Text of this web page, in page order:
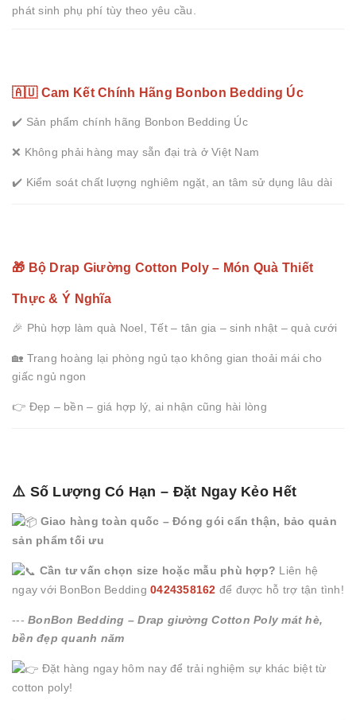
phát sinh phụ phí tùy theo yêu cầu.
🇦🇺 Cam Kết Chính Hãng Bonbon Bedding Úc
✔️ Sản phẩm chính hãng Bonbon Bedding Úc
❌ Không phải hàng may sẵn đại trà ở Việt Nam
✔️ Kiểm soát chất lượng nghiêm ngặt, an tâm sử dụng lâu dài
🎁 Bộ Drap Giường Cotton Poly – Món Quà Thiết
Thực & Ý Nghĩa
🎉 Phù hợp làm quà Noel, Tết – tân gia – sinh nhật – quà cưới
🏡 Trang hoàng lại phòng ngủ tạo không gian thoải mái cho
giấc ngủ ngon
👉 Đẹp – bền – giá hợp lý, ai nhận cũng hài lòng
⚠️ Số Lượng Có Hạn – Đặt Ngay Kẻo Hết
Giao hàng toàn quốc – Đóng gói cẩn thận, bảo quản
sản phẩm tối ưu
Cần tư vấn chọn size hoặc mẫu phù hợp? Liên hệ
ngay với BonBon Bedding 0424358162 để được hỗ trợ tận tình!
--- BonBon Bedding – Drap giường Cotton Poly mát hè,
bền đẹp quanh năm
Đặt hàng ngay hôm nay để trải nghiệm sự khác biệt từ
cotton poly!